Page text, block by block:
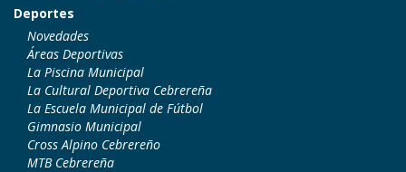
Deportes
Novedades
Áreas Deportivas
La Piscina Municipal
La Cultural Deportiva Cebrereña
La Escuela Municipal de Fútbol
Gimnasio Municipal
Cross Alpino Cebrereño
MTB Cebrereña